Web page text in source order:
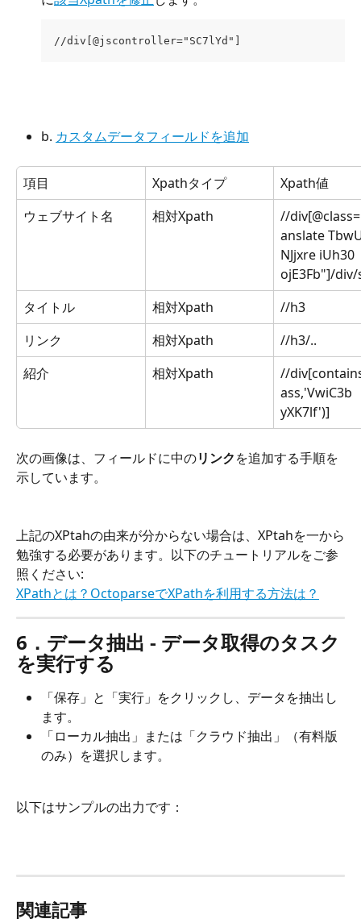
//div[@jscontroller="SC7lYd"]
b. カスタムデータフィールドを追加
項目 Xpathタイプ
Xpath値
ウェブサイト名
相対Xpath
//
anslate
NJjxre iUh30
ojE3Fb"]/
タイトル
相対Xpath
//h3
リンク
相対Xpath
//h3/..
紹介
相対Xpath
//
ass,'VwiC3b
yXK7lf')]
次の画像は、フィールドに中のリンクを追加する手順を
示しています。
上記のXPtahの由来が分からない場合は、XPtahを一から
勉強する必要があります。以下のチュートリアルをご参
照ください:
XPathとは？OctoparseでXPathを利用する方法は？
6．データ抽出 - データ取得のタスク
を実行する
「保存」と「実行」をクリックし、データを抽出し
ます。
「ローカル抽出」または「クラウド抽出」（有料版
のみ）を選択します。
以下はサンプルの出力です：
関連記事